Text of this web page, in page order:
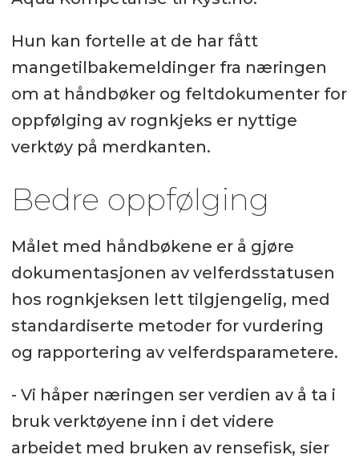
Hun kan fortelle at de har fått
mangetilbakemeldinger fra næringen
om at håndbøker og feltdokumenter for
oppfølging av rognkjeks er nyttige
verktøy på merdkanten.
Bedre oppfølging
Målet med håndbøkene er å gjøre
dokumentasjonen av velferdsstatusen
hos rognkjeksen lett tilgjengelig, med
standardiserte metoder for vurdering
og rapportering av velferdsparametere.
- Vi håper næringen ser verdien av å ta i
bruk verktøyene inn i det videre
arbeidet med bruken av rensefisk, sier